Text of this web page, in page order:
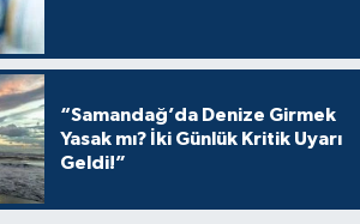
“Samandağ’da Denize Girmek
Yasak mı? İki Günlük Kritik Uyarı
Geldi!”